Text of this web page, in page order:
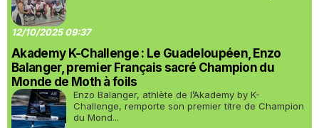
12/10/2025 09:37
Akademy K-Challenge : Le Guadeloupéen, Enzo
Balanger, premier Français sacré Champion du
Monde de Moth à foils
Enzo Balanger, athlète de l’Akademy by K-
Challenge, remporte son premier titre de Champion
du Mond...